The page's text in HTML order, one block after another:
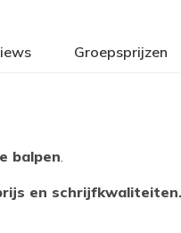
Groepsprijzen
balpen.
en